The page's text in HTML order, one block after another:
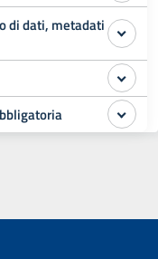
di dati, metadati